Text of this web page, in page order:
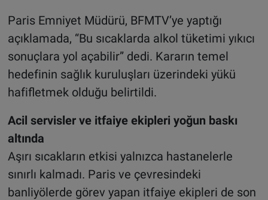
Paris Emniyet Müdürü, BFMTV’ye yaptığı
açıklamada, “Bu sıcaklarda alkol tüketimi yıkıcı
sonuçlara yol açabilir” dedi. Kararın temel
hedefinin sağlık kuruluşları üzerindeki yükü
hafifletmek olduğu belirtildi.
Acil servisler ve itfaiye ekipleri yoğun baskı
altında
Aşırı sıcakların etkisi yalnızca hastanelerle
sınırlı kalmadı. Paris ve çevresindeki
banliyölerde görev yapan itfaiye ekipleri de son